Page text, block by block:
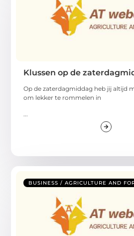
Klussen op de
Op de zaterdagmiddag heb jij altijd
om lekker te rommelen in
BUSINESS / AGRICULTURE AND